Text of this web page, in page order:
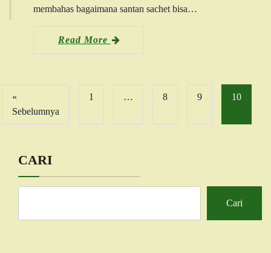
membahas bagaimana santan sachet bisa…
Read More
«
Sebelumnya
1 … 8 9 10
CARI
Cari